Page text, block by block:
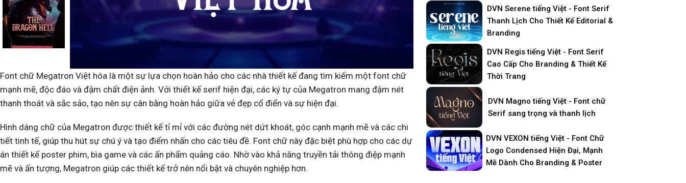
Font chữ Megatron Việt hóa là một sự lựa chọn hoàn hảo cho các nhà thiết kế đang tìm kiếm một font chữ
mạnh mẽ, độc đáo và đậm chất điện ảnh. Với thiết kế serif hiện đại, các ký tự của Megatron mang đậm nét
thanh thoát và sắc sảo, tạo nên sự cân bằng hoàn hảo giữa vẻ đẹp cổ điển và sự hiện đại.
Hình dáng chữ của Megatron được thiết kế tỉ mỉ với các đường nét dứt khoát, góc cạnh mạnh mẽ và các chi
tiết tinh tế, giúp thu hút sự chú ý và tạo điểm nhấn cho các tiêu đề. Font chữ này đặc biệt phù hợp cho các dự
án thiết kế poster phim, bìa game và các ấn phẩm quảng cáo. Nhờ vào khả năng truyền tải thông điệp mạnh
mẽ và ấn tượng, Megatron giúp các thiết kế trở nên nổi bật và chuyên nghiệp hơn.
DVN Serene tiếng Việt - Font Serif
Thanh Lịch Cho Thiết Kế Editorial &
Branding
DVN Regis tiếng Việt - Font Serif
Cao Cấp Cho Branding & Thiết Kế
Thời Trang
DVN Magno tiếng Việt - Font chữ
Serif sang trọng và thanh lịch
DVN VEXON tiếng Việt - Font Chữ
Logo Condensed Hiện Đại, Mạnh
Mẽ Dành Cho Branding & Poster